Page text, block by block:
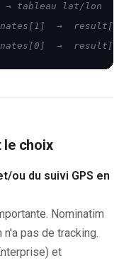
→ tableau lat/lon
→
→
le choix
ou du suivi GPS en
Nominatim
n'a pas de tracking.
et